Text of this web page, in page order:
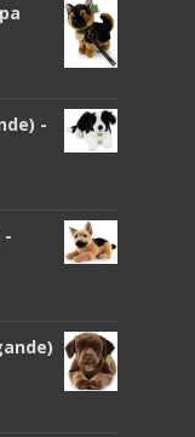
-
-